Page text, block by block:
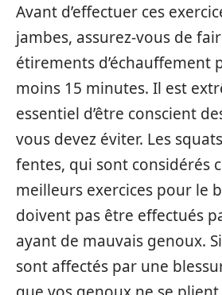
Avant d’effectuer ces
jambes, assurez-vous de
étirements d’échauffement
moins 15 minutes. Il est
essentiel d’être conscient
vous devez éviter. Les
fentes, qui sont considérés
meilleurs exercices pour le
doivent pas être effectués
ayant de mauvais genoux.
sont affectés par une